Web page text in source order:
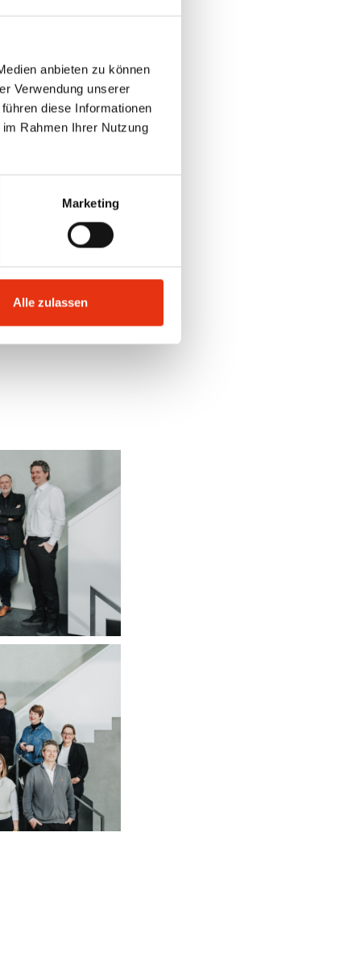
anbieten zu können
Verwendung unserer
diese Informationen
Rahmen Ihrer Nutzung
Marketing
Alle zulassen
gemeinsame
Runge, Felix